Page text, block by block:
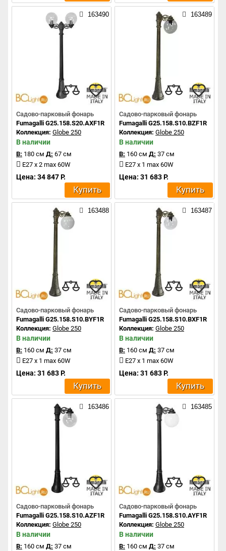
163490
Садово-парковый фонарь
Fumagalli G25.158.S20.AXF1R
Коллекция: Globe 250
В наличии
В: 180 см Д: 67 см
E27 x 2 max 60W
Цена: 34 847 Р.
Купить
163489
Садово-парковый фонарь
Fumagalli G25.158.S10.BZF1R
Коллекция: Globe 250
В наличии
В: 160 см Д: 37 см
E27 x 1 max 60W
Цена: 31 683 Р.
Купить
163488
Садово-парковый фонарь
Fumagalli G25.158.S10.BYF1R
Коллекция: Globe 250
В наличии
В: 160 см Д: 37 см
E27 x 1 max 60W
Цена: 31 683 Р.
Купить
163487
Садово-парковый фонарь
Fumagalli G25.158.S10.BXF1R
Коллекция: Globe 250
В наличии
В: 160 см Д: 37 см
E27 x 1 max 60W
Цена: 31 683 Р.
Купить
163486
Садово-парковый фонарь
Fumagalli G25.158.S10.AZF1R
Коллекция: Globe 250
В наличии
В: 160 см Д: 37 см
163485
Садово-парковый фонарь
Fumagalli G25.158.S10.AYF1R
Коллекция: Globe 250
В наличии
В: 160 см Д: 37 см